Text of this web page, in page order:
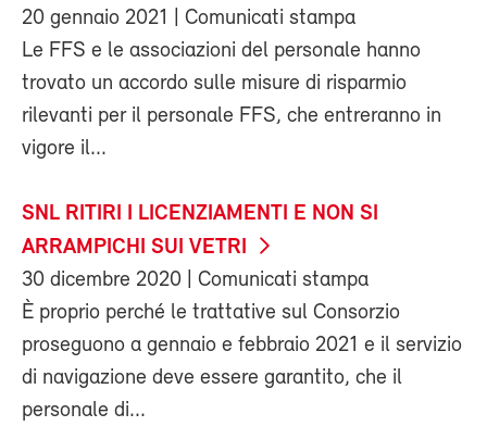
20 gennaio 2021
| Comunicati stampa
Le FFS e le associazioni del personale hanno
trovato un accordo sulle misure di risparmio
rilevanti per il personale FFS, che entreranno in
vigore il...
SNL RITIRI I LICENZIAMENTI E NON SI
ARRAMPICHI SUI VETRI
30 dicembre 2020 | Comunicati stampa
È proprio perché le trattative sul Consorzio
proseguono a gennaio e febbraio 2021 e il servizio
di navigazione deve essere garantito, che il
personale di...